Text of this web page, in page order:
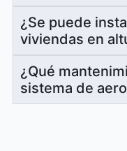
¿Se puede
viviendas en
¿Qué
sistema de